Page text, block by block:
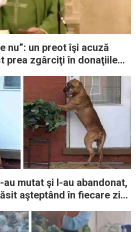
nu”: un preot îşi acuză
prea zgârciţi în donaţiile
au mutat şi l-au abandonat,
aşteptând în fiecare zi